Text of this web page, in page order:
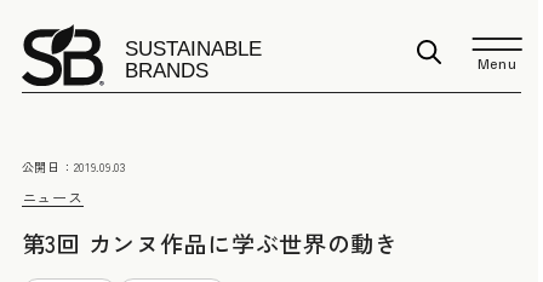
Menu
ニュース
公開日： 2019.09.03
第3回 カンヌ作品に学ぶ世界の動き